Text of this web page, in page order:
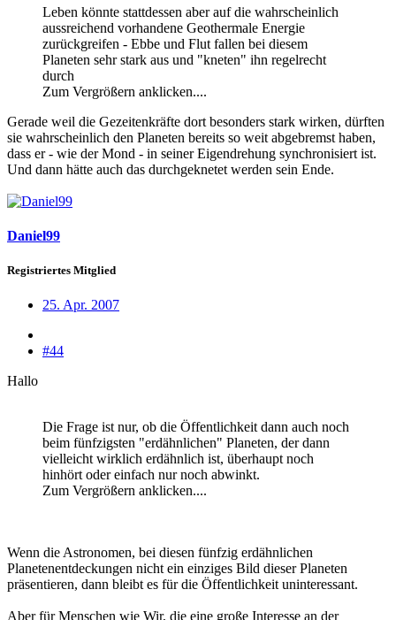
Leben könnte stattdessen aber auf die wahrscheinlich
aussreichend vorhandene Geothermale Energie
zurückgreifen - Ebbe und Flut fallen bei diesem
Planeten sehr stark aus und "kneten" ihn regelrecht
durch
Zum Vergrößern anklicken....
Gerade weil die Gezeitenkräfte dort besonders stark wirken, dürften
sie wahrscheinlich den Planeten bereits so weit abgebremst haben,
dass er - wie der Mond - in seiner Eigendrehung synchronisiert ist.
Und dann hätte auch das durchgeknetet werden sein Ende.
Daniel99
Registriertes Mitglied
25. Apr. 2007
#44
Hallo
Die Frage ist nur, ob die Öffentlichkeit dann auch noch
beim fünfzigsten "erdähnlichen" Planeten, der dann
vielleicht wirklich erdähnlich ist, überhaupt noch
hinhört oder einfach nur noch abwinkt.
Zum Vergrößern anklicken....
Wenn die Astronomen, bei diesen fünfzig erdähnlichen
Planetenentdeckungen nicht ein einziges Bild dieser Planeten
präsentieren, dann bleibt es für die Öffentlichkeit uninteressant.
Aber für Menschen wie Wir, die eine große Interesse an der